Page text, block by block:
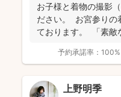
お子様と着物の撮影
ださい。 お宮参りの
ております。 「素敵
予約承諾率： 100%
上野明季